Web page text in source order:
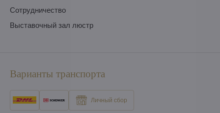
Сотрудничество
Выставочный зал люстр
Варианты транспорта
Личный сбор